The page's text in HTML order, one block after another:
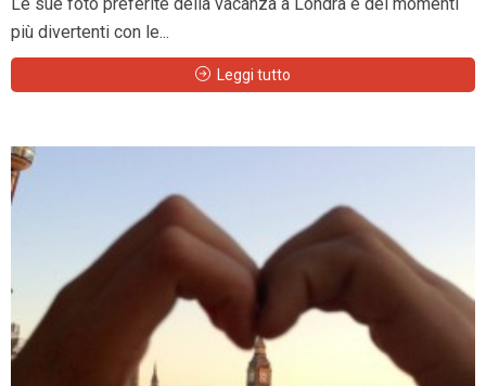
più divertenti con le...
Leggi tutto